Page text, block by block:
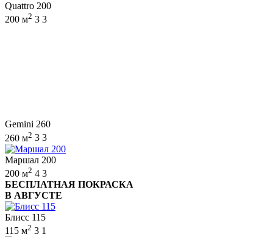
Quattro 200
200 м2 3 3
Gemini 260
260 м2 3 3
Маршал 200
200 м2 4 3
БЕСПЛАТНАЯ ПОКРАСКА
В АВГУСТЕ
Блисс 115
115 м2 3 1